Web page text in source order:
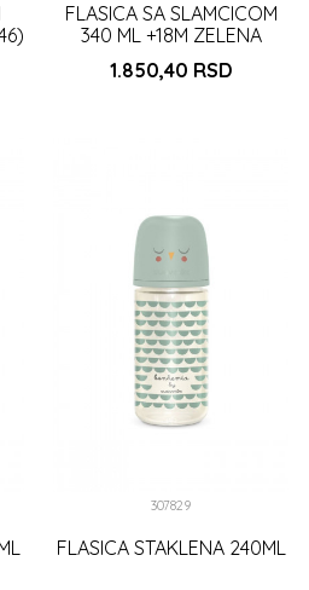
FLASICA SA SLAMCICOM
340 ML +18M ZELENA
(3400766)
1.850,40 RSD
307829
FLASICA STAKLENA 240ML